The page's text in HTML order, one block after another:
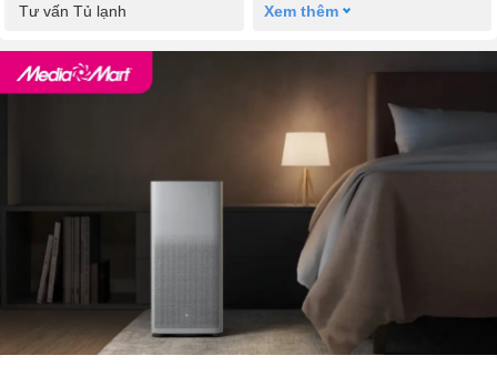
Tư vấn Tủ lạnh Xem thêm